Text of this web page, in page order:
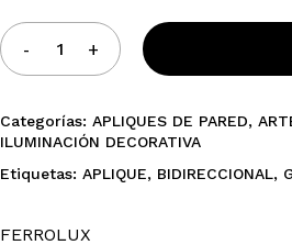
Categorías: APLIQUES DE PARED,
ILUMINACIÓN DECORATIVA
Etiquetas: APLIQUE, BIDIRECCIONAL,
FERROLUX